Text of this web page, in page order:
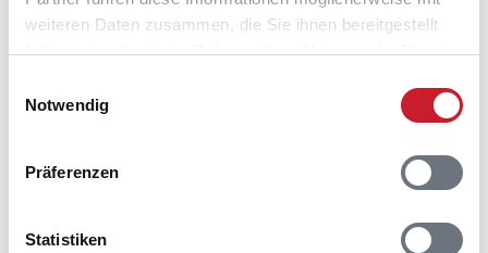
weiteren Daten zusammen, die Sie ihnen bereitgestellt
haben oder die sie im Rahmen Ihrer Nutzung der Dienste
Notwendig
Präferenzen
Statistiken
Anzahl Reisende auswählen
Anreisetag im Belegungskalender anklicken
Bitte beachten Sie, dass sich bei Änderungen des
Hausbeschreibung und/oder der Ausstattung ergeben